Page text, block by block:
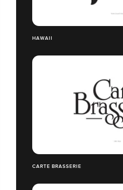
HAWAII
CARTE BRASSERIE